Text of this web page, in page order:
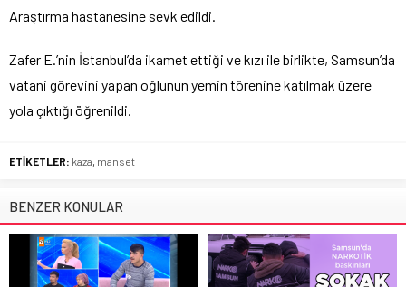
Araştırma hastanesine sevk edildi.
Zafer E.’nin İstanbul’da ikamet ettiği ve kızı ile birlikte, Samsun’da
vatani görevini yapan oğlunun yemin törenine katılmak üzere
yola çıktığı öğrenildi.
ETİKETLER: kaza, manset
BENZER KONULAR